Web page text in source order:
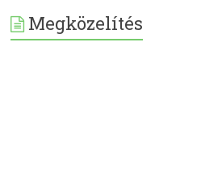
Megközelítés